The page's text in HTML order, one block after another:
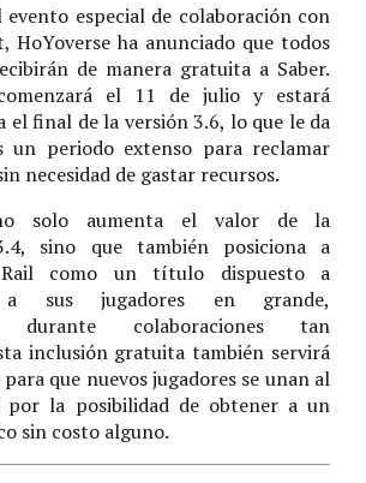
especial de colaboración con
HoYoverse ha anunciado que todos
de manera gratuita a Saber.
el 11 de julio y estará
el final de la versión 3.6, lo que le da
un periodo extenso para reclamar
necesidad de gastar recursos.
solo aumenta el valor de la
sino que también posiciona a
como un título dispuesto a
a sus jugadores en grande,
durante colaboraciones tan
inclusión gratuita también servirá
que nuevos jugadores se unan al
por la posibilidad de obtener a un
sin costo alguno.